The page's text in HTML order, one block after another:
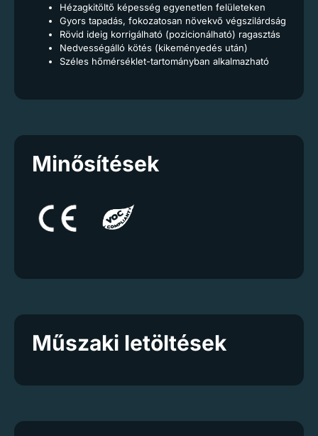
Hézagkitöltő képesség egyenetlen felületeken
Gyors tapadás, fokozatosan növekvő végszilárdság
Rövid ideig korrigálható (pozicionálható) ragasztás
Nedvességálló kötés (kikeményedés után)
Széles hőmérséklet-tartományban alkalmazható
Minősítések
Műszaki letöltések